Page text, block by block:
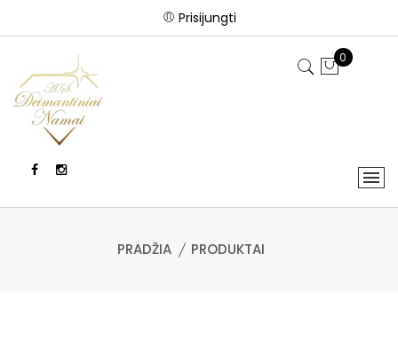
Prisijungti
0
PRADŽIA PRODUKTAI